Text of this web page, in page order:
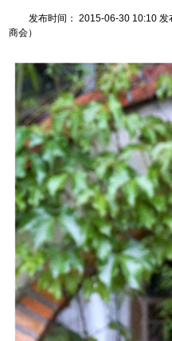
领域安全风险提示
往日本
快撤离
意防范
发布时间： 2015-06-30 10:10 发
商会）